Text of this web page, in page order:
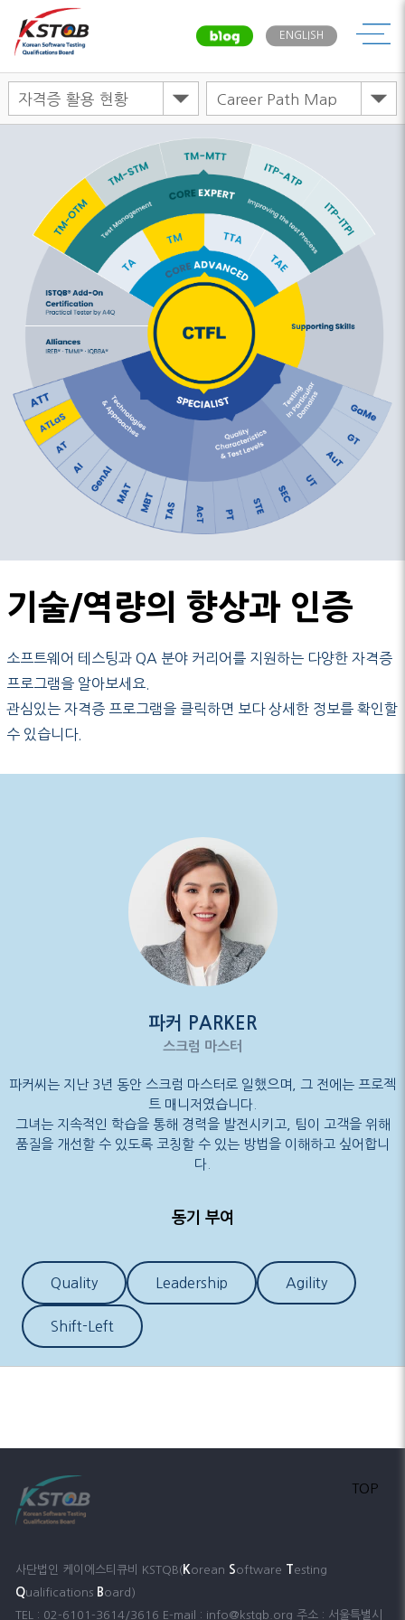
ENGLISH메뉴
기술/역량의 향상과 인증
소프트웨어 테스팅과 QA 분야 커리어를 지원하는 다양한 자격증
프로그램을 알아보세요.
관심있는 자격증 프로그램을 클릭하면 보다 상세한 정보를 확인할
수 있습니다.
파커 PARKER
스크럼 마스터
파커씨는 지난 3년 동안 스크럼 마스터로 일했으며, 그 전에는 프로젝
트 매니저였습니다.
그녀는 지속적인 학습을 통해 경력을 발전시키고, 팀이 고객을 위해
품질을 개선할 수 있도록 코칭할 수 있는 방법을 이해하고 싶어합니
다.
동기 부여
Quality Leadership Agility
Shift-Left
사단법인 케이에스티큐비 KSTQB(Korean Software Testing
Qualifications Board)
TEL : 02-6101-3614/3616 E-mail : info@kstqb.org 주소 : 서울특별시
TOP